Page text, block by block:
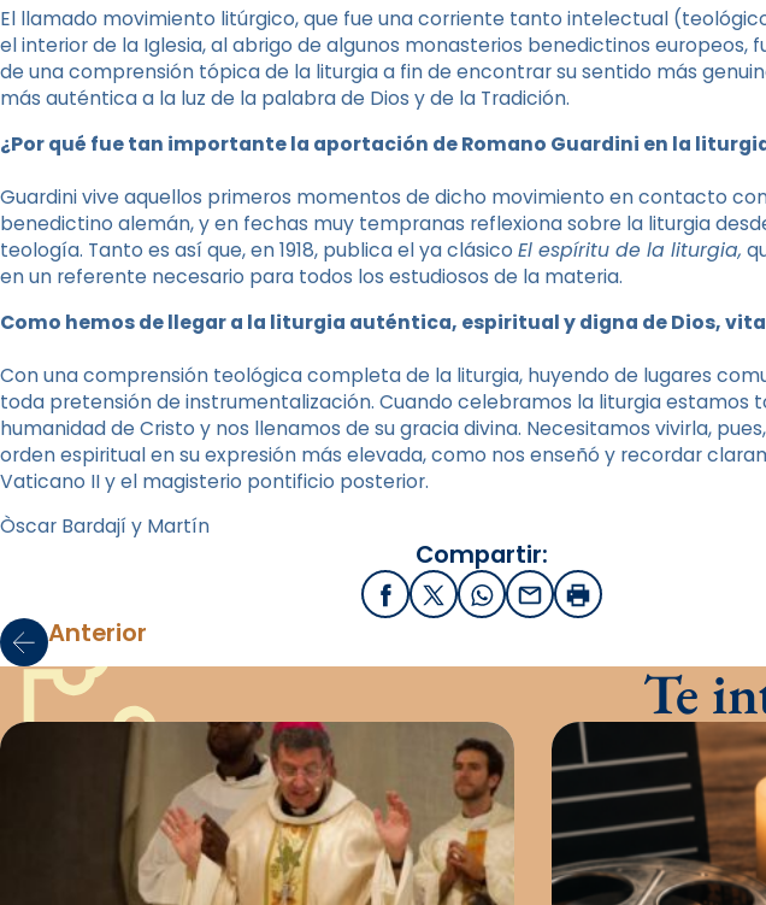
El llamado movimiento litúrgico, que fue una corriente tanto intelectual
el interior de la Iglesia, al abrigo de algunos monasterios benedictinos europeos,
de una comprensión tópica de la liturgia a fin de encontrar su sentido más
más auténtica a la luz de la palabra de Dios y de la Tradición.
¿Por qué fue tan importante la aportación de Romano Guardini en la
Guardini vive aquellos primeros momentos de dicho movimiento en contacto
benedictino alemán, y en fechas muy tempranas reflexiona sobre la liturgia
teología. Tanto es así que, en 1918, publica el ya clásico El espíritu de la liturgia,
en un referente necesario para todos los estudiosos de la materia.
Como hemos de llegar a la liturgia auténtica, espiritual y digna de Dios,
Con una comprensión teológica completa de la liturgia, huyendo de lugares
toda pretensión de instrumentalización. Cuando celebramos la liturgia estamos
humanidad de Cristo y nos llenamos de su gracia divina. Necesitamos vivirla,
orden espiritual en su expresión más elevada, como nos enseñó y recordar
Vaticano II y el magisterio pontificio posterior.
Òscar Bardají y Martín
Compartir:
FacebookX / Twitter
WhatsApp
EmailImprimir
Anterior
Te